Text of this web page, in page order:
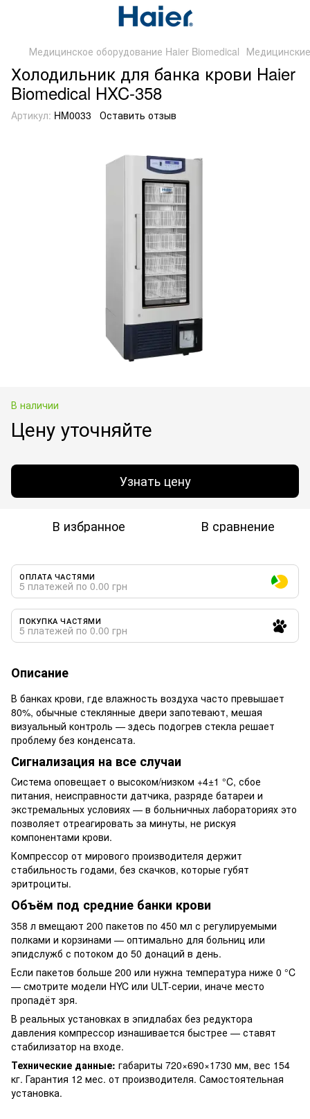
Медицинское оборудование Haier Biomedical
Холодильник для банка крови Haier
Biomedical HXC-358
Артикул: HM0033 Оставить отзыв
В наличии
Цену уточняйте
Узнать цену
В избранное В сравнение
ОПЛАТА ЧАСТЯМИ
5 платежей по 0.00 грн
ПОКУПКА ЧАСТЯМИ
5 платежей по 0.00 грн
Описание
В банках крови, где влажность воздуха часто превышает
80%, обычные стеклянные двери запотевают, мешая
визуальный контроль — здесь подогрев стекла решает
проблему без конденсата.
Сигнализация на все случаи
Система оповещает о высоком/низком +4±1 °C, сбое
питания, неисправности датчика, разряде батареи и
экстремальных условиях — в больничных лабораториях это
позволяет отреагировать за минуты, не рискуя
компонентами крови.
Компрессор от мирового производителя держит
стабильность годами, без скачков, которые губят
эритроциты.
Объём под средние банки крови
358 л вмещают 200 пакетов по 450 мл с регулируемыми
полками и корзинами — оптимально для больниц или
эпидслужб с потоком до 50 донаций в день.
Если пакетов больше 200 или нужна температура ниже 0 °C
— смотрите модели HYC или ULT-серии, иначе место
пропадёт зря.
В реальных установках в эпидлабах без редуктора
давления компрессор изнашивается быстрее — ставят
стабилизатор на входе.
Технические данные: габариты 720×690×1730 мм, вес 154
кг. Гарантия 12 мес. от производителя. Самостоятельная
установка.